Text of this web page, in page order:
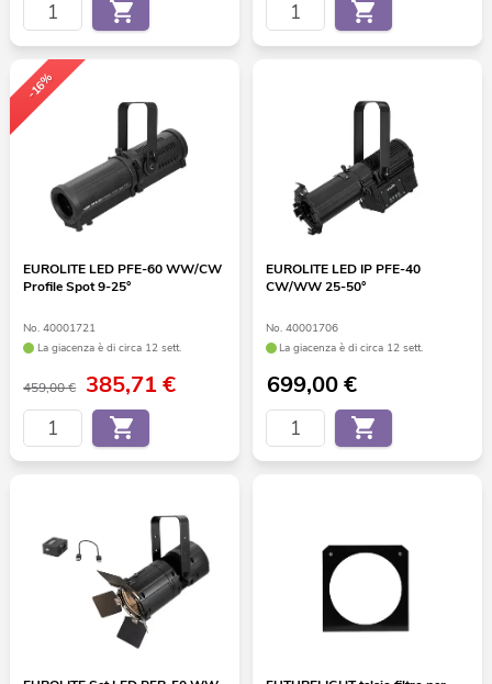
-16%
EUROLITE LED PFE-60 WW/CW
Profile Spot 9-25°
No. 40001721
La giacenza è di circa 12 sett.
459,00 € 385,71€
EUROLITE LED IP PFE-40
CW/WW 25-50°
No. 40001706
La giacenza è di circa 12 sett.
699,00€